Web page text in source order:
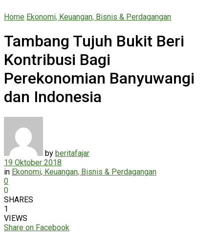
Home Ekonomi, Keuangan, Bisnis & Perdagangan
Tambang Tujuh Bukit Beri
Kontribusi Bagi
Perekonomian Banyuwangi
dan Indonesia
by beritafajar
19 Oktober 2018
in Ekonomi, Keuangan, Bisnis & Perdagangan
0
0
SHARES
1
VIEWS
Share on Facebook